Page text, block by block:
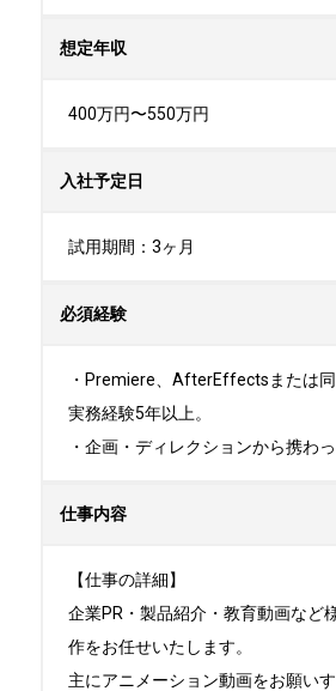
想定年収
400万円〜550万円
入社予定日
試用期間：3ヶ月
必須経験
・Premiere、AfterEffectsまたは
実務経験5年以上。
・企画・ディレクションから携わ
仕事内容
【仕事の詳細】
企業PR・製品紹介・教育動画など
作をお任せいたします。
主にアニメーション動画をお願い